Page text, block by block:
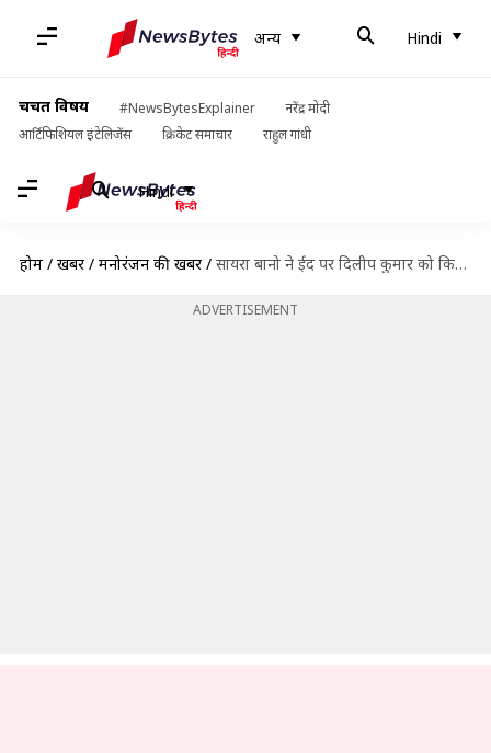
अन्य Hindi
चर्चित विषय #NewsBytesExplainer
नरेंद्र मोदी
आर्टिफिशियल इंटेलिजेंस
क्रिकेट समाचार राहुल गांधी
Hindi
होम / खबरें / मनोरंजन की खबरें / सायरा बानो ने ईद पर दिलीप कुमार को किया याद, वीडियो साझा कर लिखा लंबा-चौड़ा नोट
ADVERTISEMENT